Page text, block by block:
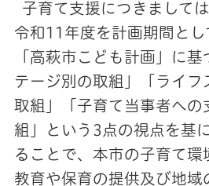
子育て支援につきまして
令和11年度を計画期間とし
「高萩市こども計画」に
テージ別の取組」「ライフ
取組」「子育て当事者への
組」という3点の視点を基
ることで、本市の子育て環
教育や保育の提供及び地域